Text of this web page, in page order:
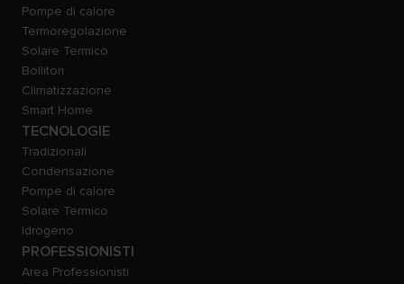
Pompe di calore
Termoregolazione
Solare Termico
Bollitori
Climatizzazione
Smart Home
TECNOLOGIE
Tradizionali
Condensazione
Pompe di calore
Solare Termico
Idrogeno
PROFESSIONISTI
Area Professionisti